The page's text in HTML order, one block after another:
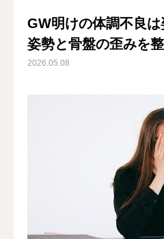
GW明けの体調不良
姿勢と骨盤の歪みを
2026.05.08
当院の想い